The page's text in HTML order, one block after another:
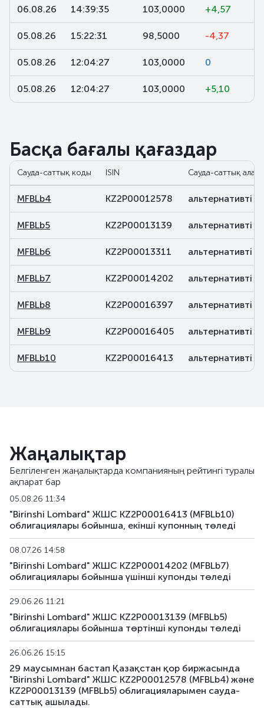
06.08.26 14:39:35 103,0000 +4,57
05.08.26 15:22:31 98,5000 -4,37
05.08.26 12:04:27 103,0000 0
05.08.26 12:04:27 103,0000 +5,10
Басқа бағалы қағаздар
Сауда-саттық коды ISIN Сауда-саттық алаң
MFBLb4 KZ2P00012578 альтернативті
MFBLb5 KZ2P00013139 альтернативті
MFBLb6 KZ2P00013311 альтернативті
MFBLb7 KZ2P00014202 альтернативті
MFBLb8 KZ2P00016397 альтернативті
MFBLb9 KZ2P00016405 альтернативті
MFBLb10 KZ2P00016413 альтернативті
Жаңалықтар
Белгіленген жаңалықтарда компанияның рейтингі туралы
ақпарат бар
05.08.26 11:34
"Birinshi Lombard" ЖШС KZ2P00016413 (MFBLb10)
облигациялары бойынша, екiншi купонның төледi
08.07.26 14:58
"Birinshi Lombard" ЖШС KZ2P00014202 (MFBLb7)
облигациялары бойынша үшінші купонды төледі
29.06.26 11:21
"Birinshi Lombard" ЖШС KZ2P00013139 (MFBLb5)
облигациялары бойынша төртінші купонды төледі
26.06.26 15:15
29 маусымнан бастап Қазақстан қор биржасында
"Birinshi Lombard" ЖШС KZ2P00012578 (MFBLb4) және
KZ2P00013139 (MFBLb5) облигацияларымен сауда-
саттық ашылады.